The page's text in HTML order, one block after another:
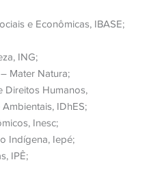
e Econômicas, IBASE;
ING;
Mater Natura;
Direitos Humanos,
IDhES;
Inesc;
Indígena, Iepé;
IPÊ;